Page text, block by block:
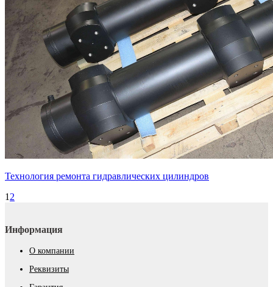
Технология ремонта гидравлических цилиндров
1 2
Информация
О компании
Реквизиты